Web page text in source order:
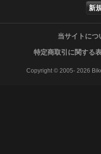
新
当サイトにつ
特定商取引に関する
Copyright © 2005- 2026